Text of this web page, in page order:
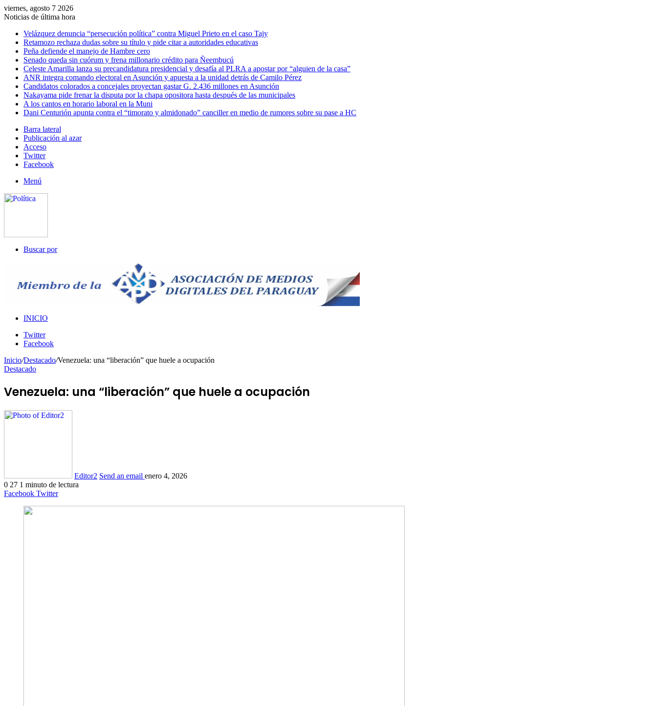
viernes, agosto 7 2026
Noticias de última hora
Velázquez denuncia “persecución política” contra Miguel Prieto en el caso Tajy
Retamozo rechaza dudas sobre su título y pide citar a autoridades educativas
Peña defiende el manejo de Hambre cero
Senado queda sin cuórum y frena millonario crédito para Ñeembucú
Celeste Amarilla lanza su precandidatura presidencial y desafía al PLRA a apostar por “alguien de la casa”
ANR integra comando electoral en Asunción y apuesta a la unidad detrás de Camilo Pérez
Candidatos colorados a concejales proyectan gastar G. 2.436 millones en Asunción
Nakayama pide frenar la disputa por la chapa opositora hasta después de las municipales
A los cantos en horario laboral en la Muni
Dani Centurión apunta contra el “timorato y almidonado” canciller en medio de rumores sobre su pase a HC
Barra lateral
Publicación al azar
Acceso
Twitter
Facebook
Menú
Buscar por
INICIO
Twitter
Facebook
Inicio/Destacado/Venezuela: una “liberación” que huele a ocupación
Destacado
Venezuela: una “liberación” que huele a ocupación
Editor2 Send an email enero 4, 2026
0 27 1 minuto de lectura
Facebook Twitter